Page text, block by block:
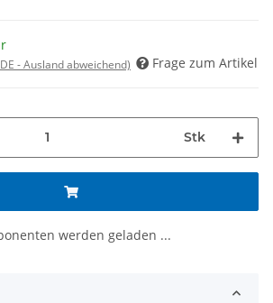
- Ausland abweichend) Frage zum Artikel
Stk
werden geladen ...